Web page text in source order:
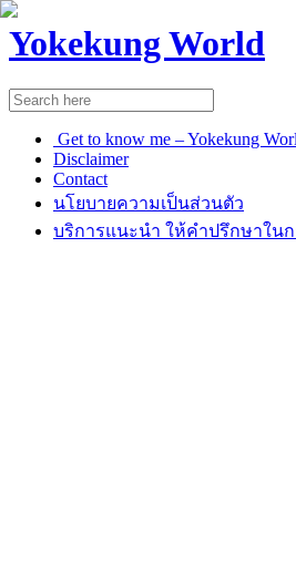
Yokekung World
Get to know me – Yokekung
Disclaimer
Contact
นโยบายความเป็นส่วนตัว
บริการแนะนำ ให้คำปรึกษาในก